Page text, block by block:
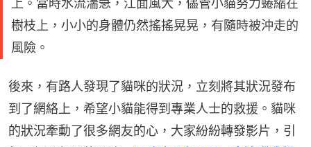
上。當時水流湍急，江面風大，儘管小貓努力蜷縮在
樹枝上，小小的身體仍然搖搖晃晃，有隨時被沖走的
風險。
後來，有路人發現了貓咪的狀況，立刻將其狀況發布
到了網絡上，希望小貓能得到專業人士的救援。貓咪
的狀況牽動了很多網友的心，大家紛紛轉發影片，引